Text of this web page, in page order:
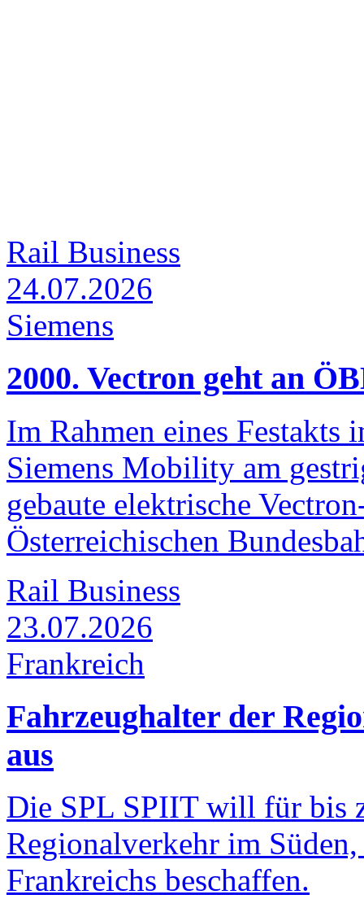
Rail Business
24.07.2026
Siemens
2000. Vectron geht an
Im Rahmen eines
Siemens Mobility am
gebaute elektrische
Österreichischen
Rail Business
23.07.2026
Frankreich
Fahrzeughalter der
aus
Die SPL SPIIT will für bis
Regionalverkehr im
Frankreichs beschaffen.